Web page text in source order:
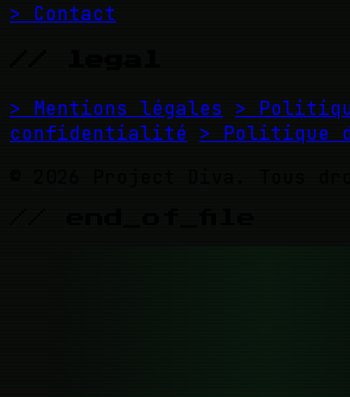
> Contact
> Mentions légales
>
confidentialité > Politique